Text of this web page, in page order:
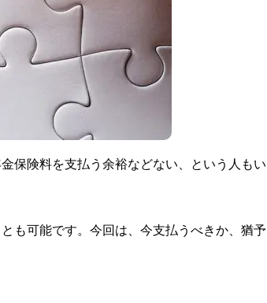
保険料を支払う余裕などない、という人もい
も可能です。今回は、今支払うべきか、猶予